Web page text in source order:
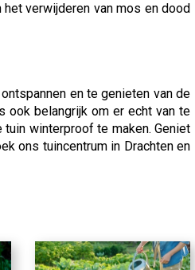
verwijderen van mos en dood
en te genieten van de
ook belangrijk om er echt van te
winterproof te maken. Geniet
ons tuincentrum in Drachten en